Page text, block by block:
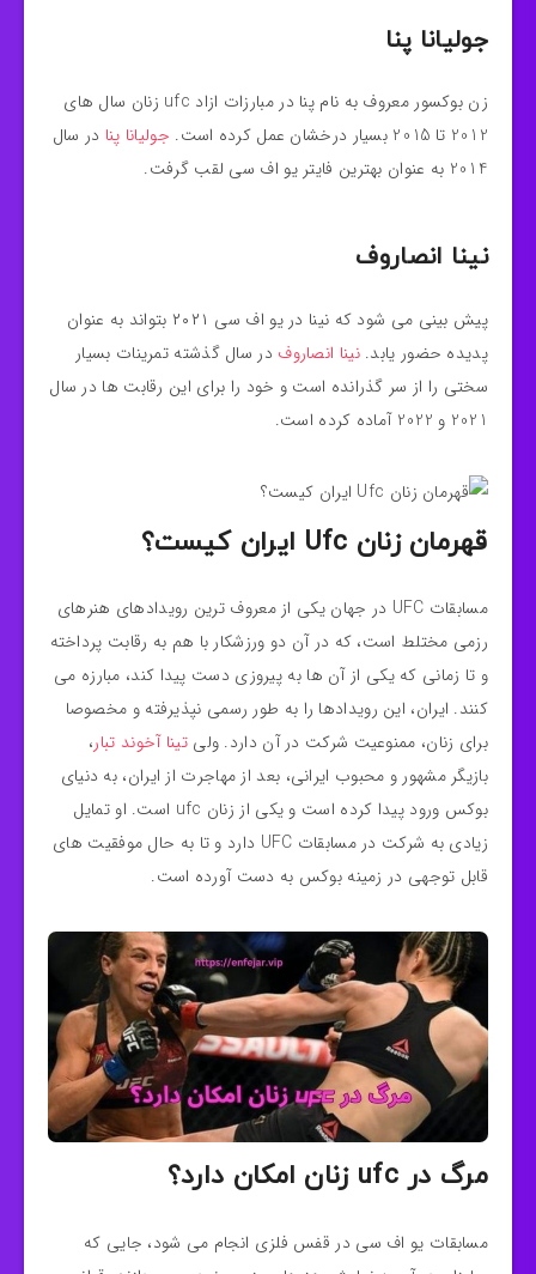
جولیانا پنا
زن بوکسور معروف به نام پنا در مبارزات ازاد ufc زنان سال های
2012 تا 2015 بسیار درخشان عمل کرده است.
جولیانا پنا در سال
2014 به عنوان بهترین فایتر یو اف سی لقب گرفت.
نینا انصاروف
پیش بینی می شود که نینا در یو اف سی ۲۰۲۱ بتواند به عنوان
پدیده حضور یابد.نینا انصاروف در سال گذشته تمرینات بسیار
سختی را از سر گذرانده است و خود را برای این رقابت ها در سال
2021 و 2022 آماده کرده است.
قهرمان زنان Ufc ایران کیست؟
مسابقات UFC در جهان یکی از معروف‌ ترین رویدادهای هنرهای
رزمی مختلط است، که در آن دو ورزشکار با هم به رقابت پرداخته
و تا زمانی که یکی از آن ها به پیروزی دست پیدا کند، مبارزه می‌
کنند. ایران، این رویدادها را به طور رسمی نپذیرفته و مخصوصا
برای زنان، ممنوعیت شرکت در آن دارد. ولیتینا آخوند تبار،
بازیگر مشهور و محبوب ایرانی، بعد از مهاجرت از ایران، به دنیای
بوکس ورود پیدا کرده است و یکی از زنان ufc است. او تمایل
زیادی به شرکت در مسابقات UFC دارد و تا به حال موفقیت‌ های
قابل توجهی در زمینه بوکس به دست آورده است.
مرگ در ufc زنان امکان دارد؟
مسابقات یو اف سی در قفس فلزی انجام می‌ شود، جایی که